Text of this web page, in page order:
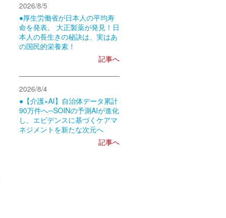
2026/8/5
●厚生労働省が日本人の平均寿
命を発表。 大正製薬が発見！日
本人の長生きの秘訣は、実はあ
の国民的栄養素！
記事へ
2026/8/4
●【介護×AI】自治体データ累計
90万件へ─SOINの予測AIが進化
し、エビデンスに基づくケアマ
ネジメントを新たな次元へ
記事へ